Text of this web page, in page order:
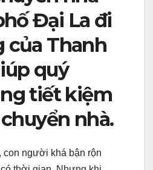
Đại La đi
của Thanh
quý
tiết kiệm
nhà.
con người khá bận rộn